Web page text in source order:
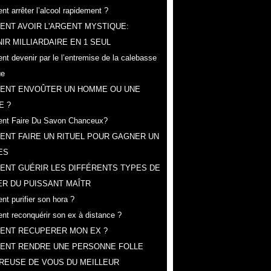
arrêter l’alcool rapidement ?
AVOIR L'ARGENT MYSTIQUE:
MILLIARDAIRE EN 1 SEUL
devenir par le l’entremise de la calebasse
ENVOÛTER UN HOMME OU UNE
?
Faire Du Savon Chanceux?
FAIRE UN RITUEL POUR GAGNER UN
GUÉRIR LES DIFFÉRENTS TYPES DE
DU PUISSANT MAÎTR
purifier son hora ?
reconquérir son ex à distance ?
RECUPERER MON EX ?
RENDRE UNE PERSONNE FOLLE
DE VOUS DU MEILLEUR